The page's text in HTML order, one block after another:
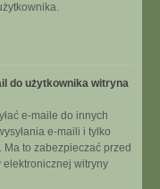
do użytkownika witryna
e-maile do innych
e-maili i tylko
Ma to zabezpieczać przed
elektronicznej witryny